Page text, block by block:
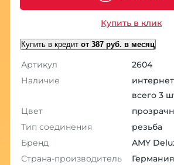
Купить в клик
Купить в кредит от 387 руб. в месяц
Артикул
2604
Наличие
всего 3
Цвет
Тип соединения
резьба
Бренд
AMY
Страна-производитель
Германия